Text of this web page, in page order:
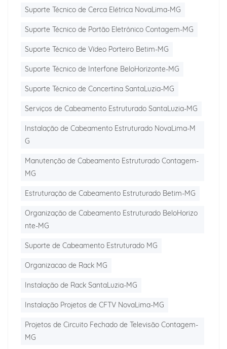
Suporte Técnico de Cerca Elétrica NovaLima-MG
Suporte Técnico de Portão Eletrônico Contagem-MG
Suporte Técnico de Vídeo Porteiro Betim-MG
Suporte Técnico de Interfone BeloHorizonte-MG
Suporte Técnico de Concertina SantaLuzia-MG
Serviços de Cabeamento Estruturado SantaLuzia-MG
Instalação de Cabeamento Estruturado NovaLima-M
G
Manutenção de Cabeamento Estruturado Contagem-
MG
Estruturação de Cabeamento Estruturado Betim-MG
Organização de Cabeamento Estruturado BeloHorizo
nte-MG
Suporte de Cabeamento Estruturado MG
Organizacao de Rack MG
Instalação de Rack SantaLuzia-MG
Instalação Projetos de CFTV NovaLima-MG
Projetos de Circuito Fechado de Televisão Contagem-
MG